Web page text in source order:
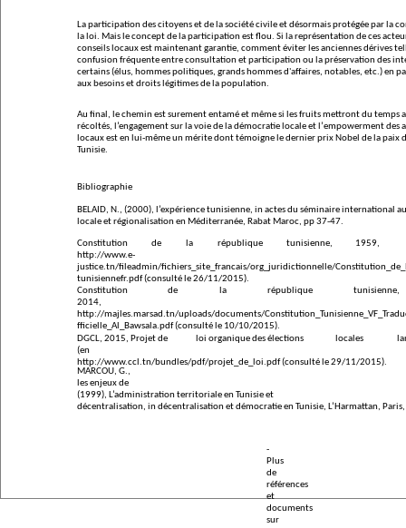
La participation des citoyens et de la société civile et désormais protégée par la
la loi. Mais le concept de la participation est flou. Si la représentation de ces
conseils locaux est maintenant garantie, comment éviter les anciennes dérives
confusion fréquente entre consultation et participation ou la préservation des
certains (élus, hommes politiques, grands hommes d'affaires, notables, etc.) en
aux besoins et droits légitimes de la population.
Au final, le chemin est surement entamé et même si les fruits mettront du temps
récoltés, l’engagement sur la voie de la démocratie locale et l’empowermentdes
locaux est en lui-même un mérite dont témoigne le dernier prix Nobel de la paix
Tunisie.
Bibliographie
BELAID, N., (2000), l’expérience tunisienne, inactes du séminaire international
locale et régionalisation en Méditerranée, Rabat Maroc, pp 37-47.
de
Constitution
http://www.e-
justice.tn/fileadmin/fichiers_site_francais/org_juridictionnelle/
tunisiennefr.pdf(consulté le 26/11/2015).
tunisienne,
république 1959,
la
Constitution
2014,
http://majles.marsad.tn/uploads/documents/
fficielle_Al_Bawsala.pdf (consulté le 10/10/2015).
tunisienne,
république
de la
DGCL, 2015, Projet de
(en
http://www.ccl.tn/bundles/pdf/projet_de_loi.pdf (consulté le 29/11/2015).
loi organique des élections locales
MARCOU, G.,
les enjeux de
(1999), L’administration territoriale en Tunisie et
décentralisation, in décentralisation et démocratie en Tunisie, L’Harmattan,
-
Plus
de
références
et
documents
sur